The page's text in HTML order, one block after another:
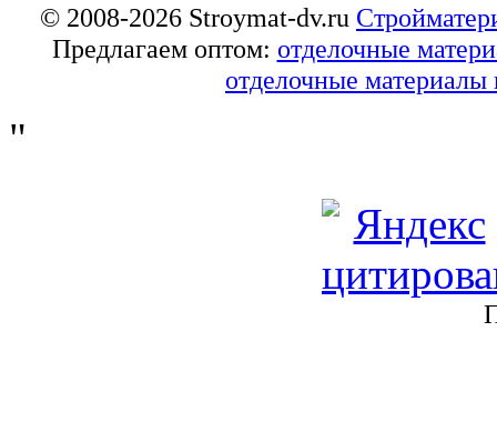
© 2008-2026 Stroymat-dv.ru
Предлагаем оптом: отделочные
отделочные материалы
"